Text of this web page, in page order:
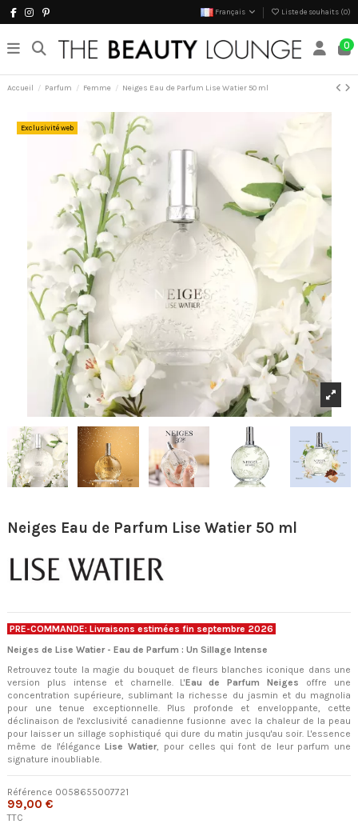
Français Liste de souhaits (0)
0
Accueil Parfum Femme Neiges Eau de Parfum Lise Watier 50 ml
Exclusivité web
Neiges Eau de Parfum Lise Watier 50 ml
PRE-COMMANDE: Livraisons estimées fin septembre 2026
Neiges de Lise Watier - Eau de Parfum : Un Sillage Intense
Retrouvez toute la magie du bouquet de fleurs blanches iconique dans une
version plus intense et charnelle. L'Eau de Parfum Neiges offre une
concentration supérieure, sublimant la richesse du jasmin et du magnolia
pour une tenue exceptionnelle. Plus profonde et enveloppante, cette
déclinaison de l'exclusivité canadienne fusionne avec la chaleur de la peau
pour laisser un sillage sophistiqué qui dure du matin jusqu'au soir. L'essence
même de l'éléganceLise Watier, pour celles qui font de leur parfum une
signature inoubliable.
Référence 0058655007721
99,00 €
TTC